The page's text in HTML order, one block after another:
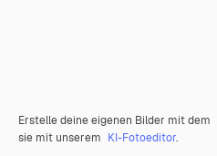
Erstelle deine eigenen Bilder mit dem
sie mit unserem KI-Fotoeditor.